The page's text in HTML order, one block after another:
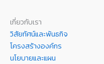
เกี่ยวกับเรา
วิสัยทัศน์และพันธกิจ
โครงสร้างองค์กร
นโยบายและแผน